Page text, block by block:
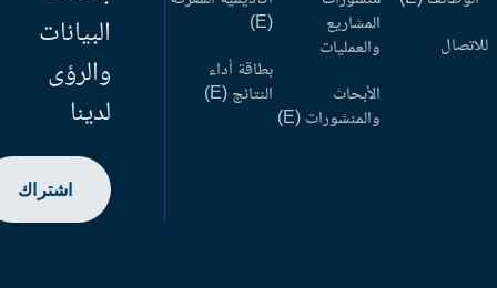
المشاريع
والعمليات
الأبحاث
والمنشورات (E)
بطاقة أداء
النتائج (E)
البيانات
والرؤى
لدينا
اشتراك